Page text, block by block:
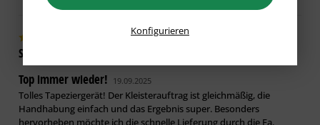
Shopkunde
Top immer wieder! 19.09.2025
Tolles Tapeziergerät! Der Kleisterauftrag ist gleichmäßig, die
Handhabung einfach und das Ergebnis super. Besonders
hervorheben möchte ich die schnelle Lieferung durch die Fa.
Konfigurieren